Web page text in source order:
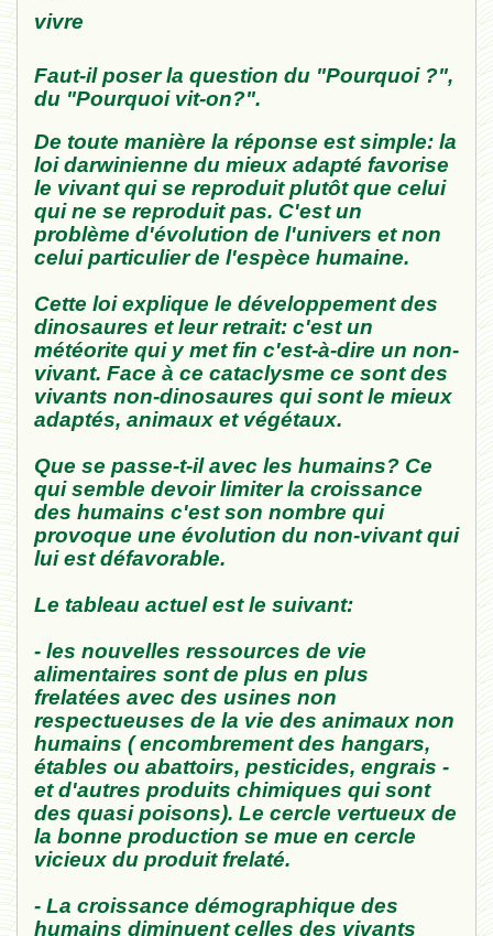
vivre
Faut-il poser la question du "Pourquoi ?",
du "Pourquoi vit-on?".
De toute manière la réponse est simple: la
loi darwinienne du mieux adapté favorise
le vivant qui se reproduit plutôt que celui
qui ne se reproduit pas. C'est un
problème d'évolution de l'univers et non
celui particulier de l'espèce humaine.
Cette loi explique le développement des
dinosaures et leur retrait: c'est un
météorite qui y met fin c'est-à-dire un non-
vivant. Face à ce cataclysme ce sont des
vivants non-dinosaures qui sont le mieux
adaptés, animaux et végétaux.
Que se passe-t-il avec les humains? Ce
qui semble devoir limiter la croissance
des humains c'est son nombre qui
provoque une évolution du non-vivant qui
lui est défavorable.
Le tableau actuel est le suivant:
- les nouvelles ressources de vie
alimentaires sont de plus en plus
frelatées avec des usines non
respectueuses de la vie des animaux non
humains ( encombrement des hangars,
étables ou abattoirs, pesticides, engrais -
et d'autres produits chimiques qui sont
des quasi poisons). Le cercle vertueux de
la bonne production se mue en cercle
vicieux du produit frelaté.
- La croissance démographique des
humains diminuent celles des vivants